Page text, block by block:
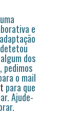
e
dos
pedimos
o mail
para que
Ajude-